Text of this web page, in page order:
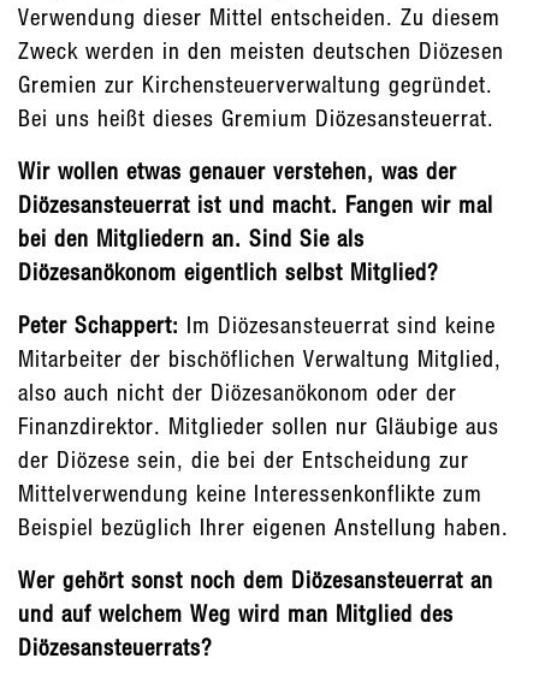
Verwendung dieser Mittel entscheiden. Zu diesem
Zweck werden in den meisten deutschen Diözesen
Gremien zur Kirchensteuerverwaltung gegründet.
Bei uns heißt dieses Gremium Diözesansteuerrat.
Wir wollen etwas genauer verstehen, was der
Diözesansteuerrat ist und macht. Fangen wir mal
bei den Mitgliedern an. Sind Sie als
Diözesanökonom eigentlich selbst Mitglied?
Peter Schappert: Im Diözesansteuerrat sind keine
Mitarbeiter der bischöflichen Verwaltung Mitglied,
also auch nicht der Diözesanökonom oder der
Finanzdirektor. Mitglieder sollen nur Gläubige aus
der Diözese sein, die bei der Entscheidung zur
Mittelverwendung keine Interessenkonflikte zum
Beispiel bezüglich Ihrer eigenen Anstellung haben.
Wer gehört sonst noch dem Diözesansteuerrat an
und auf welchem Weg wird man Mitglied des
Diözesansteuerrats?